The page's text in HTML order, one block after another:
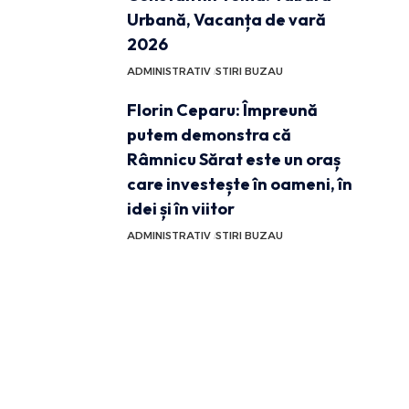
Urbană, Vacanța de vară
2026
ADMINISTRATIV STIRI BUZAU
Florin Ceparu: Împreună
putem demonstra că
Râmnicu Sărat este un oraș
care investește în oameni, în
idei și în viitor
ADMINISTRATIV STIRI BUZAU